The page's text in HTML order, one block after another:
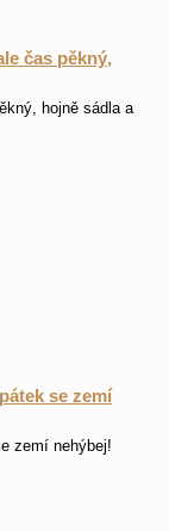
čas pěkný,
hojně sádla a
se zemí
zemí nehýbej!